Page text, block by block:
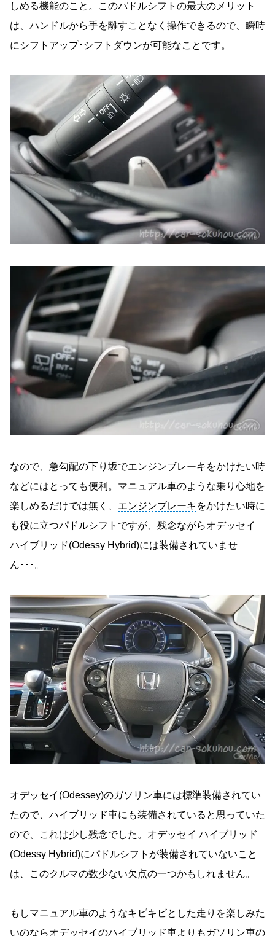
しめる機能のこと。このパドルシフトの最大のメリット
は、ハンドルから手を離すことなく操作できるので、瞬時
にシフトアップ･シフトダウンが可能なことです。
なので、急勾配の下り坂でエンジンブレーキ をかけたい時
などにはとっても便利。マニュアル車のような乗り心地を
楽しめるだけでは無く、 エンジンブレーキ をかけたい時に
も役に立つパドルシフトですが、残念ながらオデッセイ
ハイブリッド(Odessy Hybrid)には装備されていませ
ん･･･。
オデッセイ(Odessey)のガソリン車には標準装備されてい
たので、ハイブリッド車にも装備されていると思っていた
ので、これは少し残念でした。オデッセイ ハイブリッド
(Odessy Hybrid)にパドルシフトが装備されていないこと
は、このクルマの数少ない欠点の一つかもしれません。
もしマニュアル車のようなキビキビとした走りを楽しみた
いのならオデッセイのハイブリッド車よりもガソリン車の